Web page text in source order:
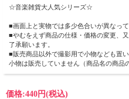
☆音楽雑貨大人気シリーズ☆
■画面上と実物では多少色合いが異なっ
■やむをえず商品の仕様・価格の変更、
了承願います。
■販売商品以外で撮影用で小物なども置
小物は販売していません（商品名の商品
価格:440円(税込)